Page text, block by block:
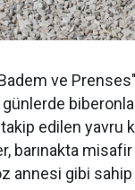
ve
günlerde
takip edilen
barınakta
gibi sahip